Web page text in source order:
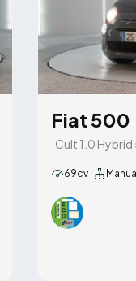
Fiat 500
Cult 1.0 Hybrid
69cv